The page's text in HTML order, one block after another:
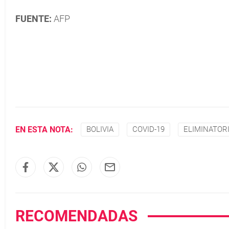
FUENTE: AFP
EN ESTA NOTA: BOLIVIA COVID-19
RECOMENDADAS